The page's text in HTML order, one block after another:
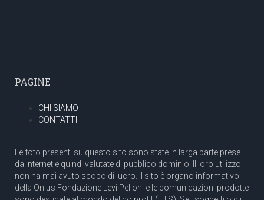
PAGINE
CHI SIAMO
CONTATTI
Le foto presenti su questo sito sono state in larga parte prese
da Internet e quindi valutate di pubblico dominio. Il loro utilizzo
non ha mai avuto scopo di lucro. Il sito è organo informativo
della Onlus Fondazione Levi Pelloni e le comunicazioni prodotte